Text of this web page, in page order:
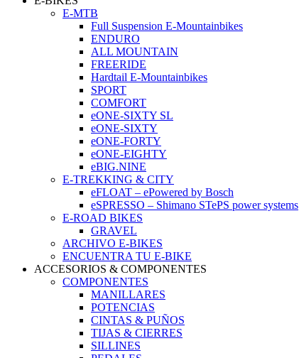
E-MTB
Full Suspension E-Mountainbikes
ENDURO
ALL MOUNTAIN
FREERIDE
Hardtail E-Mountainbikes
SPORT
COMFORT
eONE-SIXTY SL
eONE-SIXTY
eONE-FORTY
eONE-EIGHTY
eBIG.NINE
E-TREKKING & CITY
eFLOAT – ePowered by Bosch
eSPRESSO – Shimano STePS power systems
E-ROAD BIKES
GRAVEL
ARCHIVO E-BIKES
ENCUENTRA TU E-BIKE
ACCESORIOS & COMPONENTES
COMPONENTES
MANILLARES
POTENCIAS
CINTAS & PUÑOS
TIJAS & CIERRES
SILLINES